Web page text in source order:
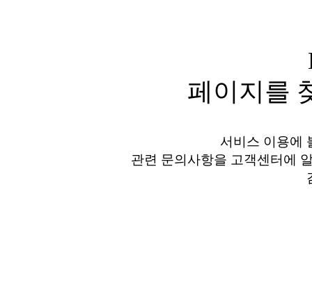
페이지를
서비스 이용에
관련 문의사항을 고객센터에